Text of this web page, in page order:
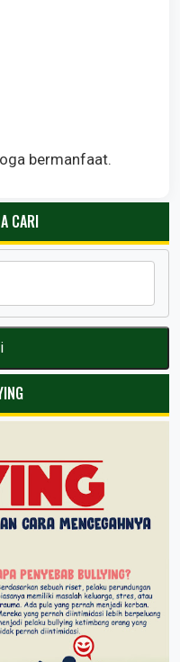
bermanfaat.
CARI